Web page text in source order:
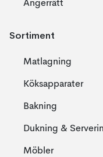
Ångerrätt
Sortiment
Matlagning
Köksapparater
Bakning
Dukning &
Möbler